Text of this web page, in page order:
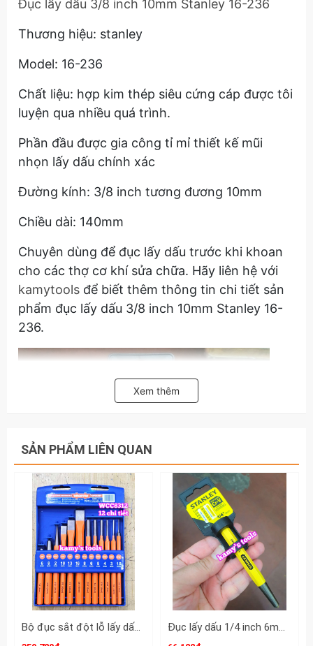
Đục lấy dấu 3/8 inch 10mm Stanley 16-236
Thương hiệu: stanley
Model: 16-236
Chất liệu: hợp kim thép siêu cứng cáp được tôi
luyện qua nhiều quá trình.
Phần đầu được gia công tỉ mỉ thiết kế mũi
nhọn lấy dấu chính xác
Đường kính: 3/8 inch tương đương 10mm
Chiều dài: 140mm
Chuyên dùng để đục lấy dấu trước khi khoan
cho các thợ cơ khí sửa chữa. Hãy liên hệ với
kamytools để biết thêm thông tin chi tiết sản
phẩm đục lấy dấu 3/8 inch 10mm Stanley 16-
236.
Xem thêm
SẢN PHẨM LIÊN QUAN
Bộ đục sắt đột lỗ lấy dấu 12 chi tiết Wadfow WCC8312 Đục lấy dấu 1/4 inch 6mm Stanley 16-227